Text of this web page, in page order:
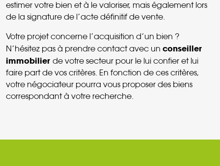
estimer votre bien et à le valoriser, mais également lors
de la signature de l’acte définitif de vente.
Votre projet concerne l’acquisition d’un bien ?
N’hésitez pas à prendre contact avec un conseiller
immobilier de votre secteur pour le lui confier et lui
faire part de vos critères. En fonction de ces critères,
votre négociateur pourra vous proposer des biens
correspondant à votre recherche.